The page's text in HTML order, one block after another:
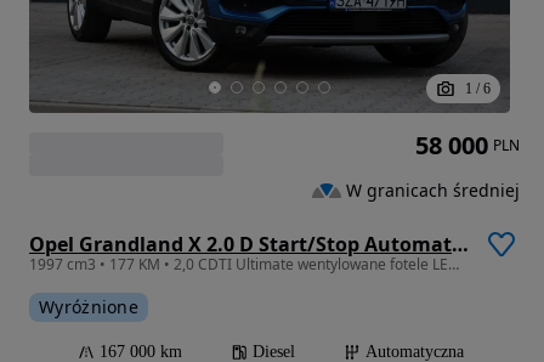
1 / 6
Opel Grandland X 2.0 D Start/Stop Automatik Ultimate
1997 cm3 • 177 KM • 2,0 CDTI Ultimate wentylowane fotele LED kamera BLIS keyless
Wyróżnione
167 000 km Diesel
Automatyczna
58 000 PLN
W granicach średniej